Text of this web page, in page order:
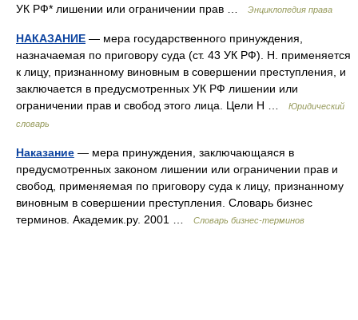
УК РФ* лишении или ограничении прав …
Энциклопедия права
НАКАЗАНИЕ — мера государственного принуждения,
назначаемая по приговору суда (ст. 43 УК РФ). Н. применяется
к лицу, признанному виновным в совершении преступления, и
заключается в предусмотренных УК РФ лишении или
ограничении прав и свобод этого лица. Цели Н …
Юридический
словарь
Наказание — мера принуждения, заключающаяся в
предусмотренных законом лишении или ограничении прав и
свобод, применяемая по приговору суда к лицу, признанному
виновным в совершении преступления. Словарь бизнес
терминов. Академик.ру. 2001 …
Словарь бизнес-терминов